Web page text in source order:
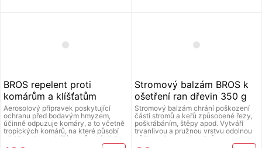
BROS repelent proti
komárům a klíšťatům
EXTRA SILNÝ 50%DEET
180ml
Aerosolový přípravek poskytující
ochranu před bodavým hmyzem,
účinně odpuzuje komáry, a to včetně
tropických komárů, na které působí
až 12 hodin, na klíšťata působí až 9
hodiny, na mouchy působí až 10
Stromový balzám BROS k
ošetření ran dřevin 350 g
Stromový balzám chrání poškození
části stromů a keřů způsobené řezy,
poškrábáním, štěpy apod. Vytváří
trvanlivou a pružnou vrstvu odolnou
vůči povětrnostním vlivům a
zabraňuje pronikání patogenů. Balení: